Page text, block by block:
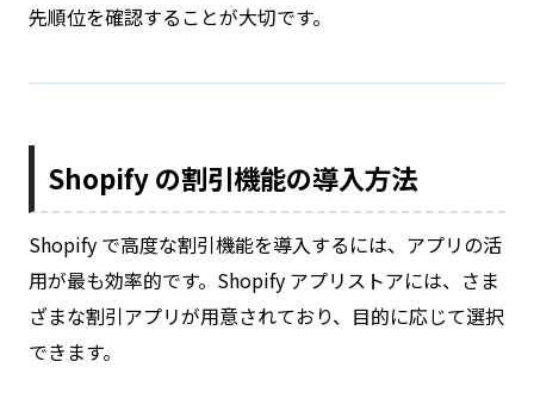
先順位を確認することが大切です。
Shopify の割引機能の導入方法
Shopify で高度な割引機能を導入するには、アプリの活
用が最も効率的です。Shopify アプリストアには、さま
ざまな割引アプリが用意されており、目的に応じて選択
できます。